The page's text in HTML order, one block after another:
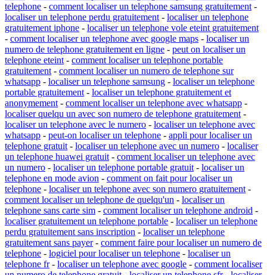
telephone - comment localiser un telephone samsung gratuitement -
localiser un telephone perdu gratuitement - localiser un telephone
gratuitement iphone - localiser un telephone vole eteint gratuitement
- comment localiser un telephone avec google maps - localiser un
numero de telephone gratuitement en ligne - peut on localiser un
telephone eteint - comment localiser un telephone portable
gratuitement - comment localiser un numero de telephone sur
whatsapp - localiser un telephone samsung - localiser un telephone
portable gratuitement - localiser un telephone gratuitement et
anonymement - comment localiser un telephone avec whatsapp -
localiser quelqu un avec son numero de telephone gratuitement -
localiser un telephone avec le numero - localiser un telephone avec
whatsapp - peut-on localiser un telephone - appli pour localiser un
telephone gratuit - localiser un telephone avec un numero - localiser
un telephone huawei gratuit - comment localiser un telephone avec
un numero - localiser un telephone portable gratuit - localiser un
telephone en mode avion - comment on fait pour localiser un
telephone - localiser un telephone avec son numero gratuitement -
comment localiser un telephone de quelqu'un - localiser un
telephone sans carte sim - comment localiser un telephone android -
localiser gratuitement un telephone portable - localiser un telephone
perdu gratuitement sans inscription - localiser un telephone
gratuitement sans payer- comment faire pour localiser un numero de
telephone - logiciel pour localiser un telephone - localiser un
telephone fr- localiser un telephone avec google - comment localiser